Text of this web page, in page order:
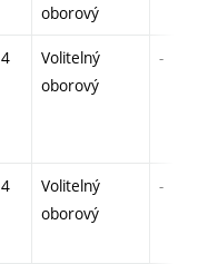
oborový
4
Volitelný
oborový
-
4
Volitelný
oborový
-